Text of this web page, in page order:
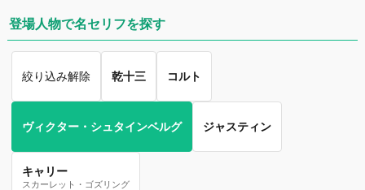
登場人物で名セリフを探す
絞り込み解除 乾十三 コルト
ヴィクター・シュタインベルグ ジャスティン
キャリー
スカーレット・ゴズリング